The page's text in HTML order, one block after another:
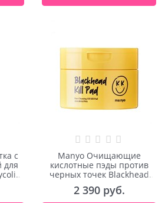
c
для
Manyo Очищающие
кислотные пэды против
черных точек Blackhead
Pure Cleansing Killpad 60шт
2 390 руб.